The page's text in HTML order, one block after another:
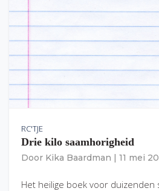
RC'TJE
Drie kilo saamhorigheid
Door Kika Baardman 11 mei
Het heilige boek voor